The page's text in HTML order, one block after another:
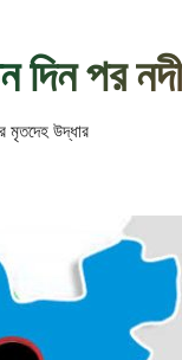
দিন পর
মৃতদেহ উদ্ধার